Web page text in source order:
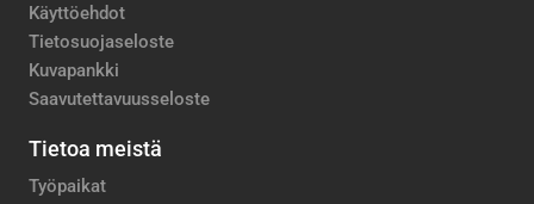
Käyttöehdot
Tietosuojaseloste
Kuvapankki
Saavutettavuusseloste
Tietoa meistä
Työpaikat